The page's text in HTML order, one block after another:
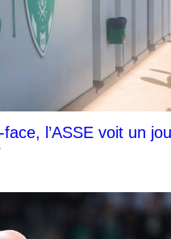
l’ASSE voit un